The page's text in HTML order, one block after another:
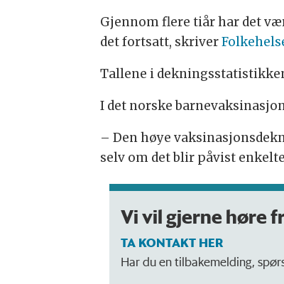
Gjennom flere tiår har det
det fortsatt, skriver
Tallene i
I det norske
– Den høye
selv om det blir påvist
Vi vil gjerne høre
TA KONTAKT HER
Har du en tilbakemelding,